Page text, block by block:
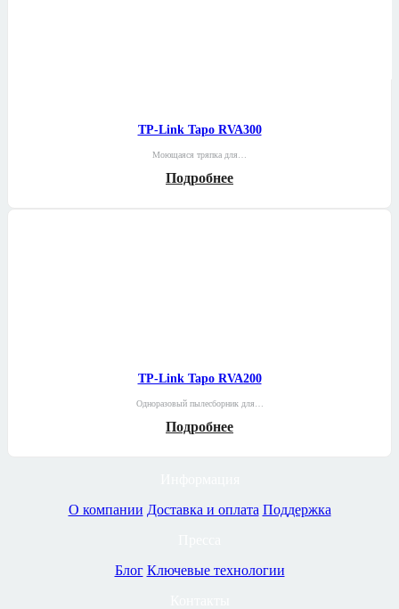
TP-Link Tapo RVA300
Моющаяся тряпка для…
Подробнее
TP-Link Tapo RVA200
Одноразовый пылесборник для…
Подробнее
О компании Доставка и оплата Поддержка
Блог Ключевые технологии